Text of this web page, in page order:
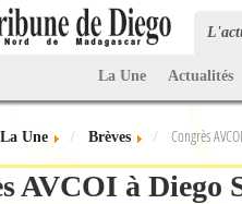
La Une Actualités
La Une Brèves Congrès
AVCOI à Diego